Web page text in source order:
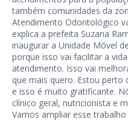
também comunidades da
Atendimento Odontológico
explica a prefeita Suzana
inaugurar a Unidade Móvel
porque isso vai facilitar a
atendimento. Isso vai
que mais quero. Estou
e isso é muito gratificante.
clínico geral, nutricionista e
Vamos ampliar esse